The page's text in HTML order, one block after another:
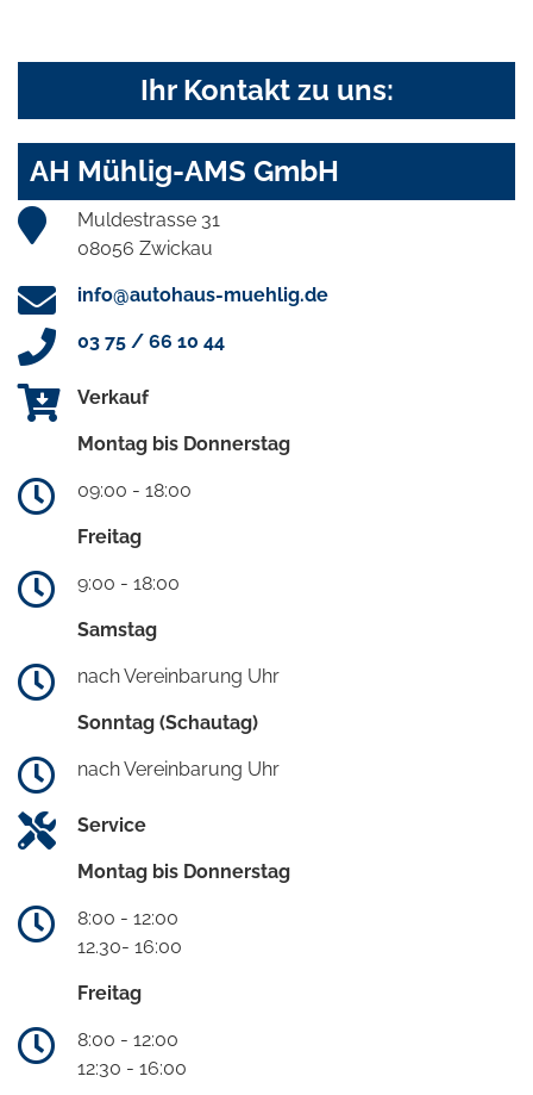
Ihr Kontakt zu uns:
AH Mühlig-AMS GmbH
Muldestrasse 31
08056 Zwickau
info@autohaus-muehlig.de
03 75 / 66 10 44
Verkauf
Montag bis Donnerstag
09:00 - 18:00
Freitag
9:00 - 18:00
Samstag
nach Vereinbarung Uhr
Sonntag (Schautag)
nach Vereinbarung Uhr
Service
Montag bis Donnerstag
8:00 - 12:00
12.30- 16:00
Freitag
8:00 - 12:00
12:30 - 16:00